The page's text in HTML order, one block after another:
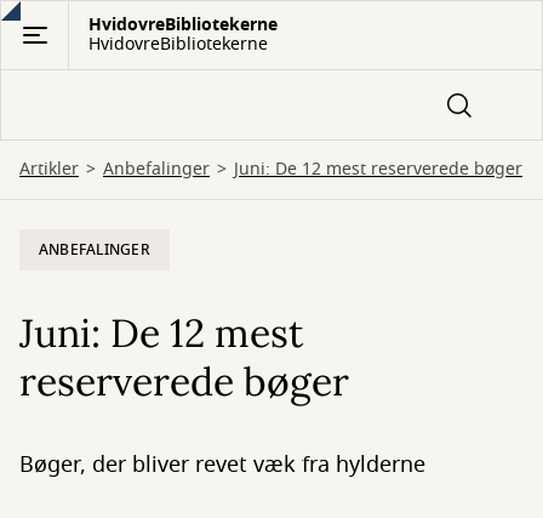
Gå
hovedindhold
HvidovreBibliotekerne
HvidovreBibliotekerne
Artikler Anbefalinger Juni: De 12 mest reserverede bøger
ANBEFALINGER
Juni: De 12 mest
reserverede bøger
Bøger, der bliver revet væk fra hylderne